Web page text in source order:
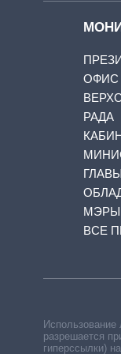
ОФИС
РАДА
ГЛАВЫ
МЭРЫ
ВСЕ
разрешается
гиперссылки)